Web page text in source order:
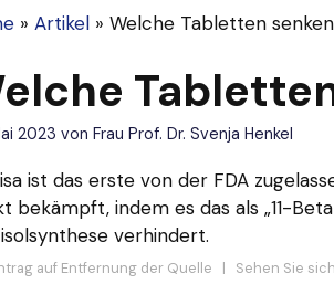
» Artikel » Welche Tabletten
2023 von Frau Prof. Dr. Svenja Henkel
ist das erste von der FDA
bekämpft, indem es das als „11-
verhindert.
auf Entfernung der Quelle | Sehen Sie